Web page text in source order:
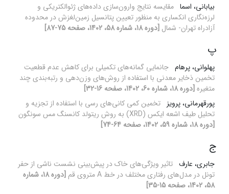
بیابانی، اسما مقایسه نتایج وارون‌سازی داده‌های ژئوالکتریکی و
لرزه‌نگاری انکساری به منظور تعیین پتانسیل زمین‌لغزش در محدوده
آزادراه تهران- شمال [دوره 18، شماره 58، 1402، صفحه 75-87]
پ
پهلوانی، پرهام جانمایی گمانه‌های تکمیلی برای کاهش عدم قطعیت
تخمین ذخایر معدنی با استفاده از روش‌های وزن‌دهی و رتبه‌بندی چند
متغیره [دوره 18، شماره 60، 1402، صفحه 16-32]
پورقهرمانی، پرویز تخمین کمی کانی‌های رسی با استفاده از تجزیه و
تحلیل طیف اشعه ایکس (XRD) به روش ریتولد کانسنگ مس سونگون
[دوره 18، شماره 59، 1402، صفحه 64-74]
ج
جابری، عارف تاثیر ویژگی‌های خاک در پیش‌بینی نشست ناشی از حفر
تونل در مدل‌های رفتاری مختلف در خط A متروی قم
[دوره 18، شماره
58، 1402، صفحه 15-35]